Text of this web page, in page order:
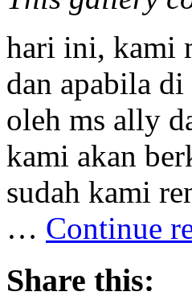
hari ini, kami
dan apabila
oleh ms ally
kami akan
sudah kami
… Continue
Share this: